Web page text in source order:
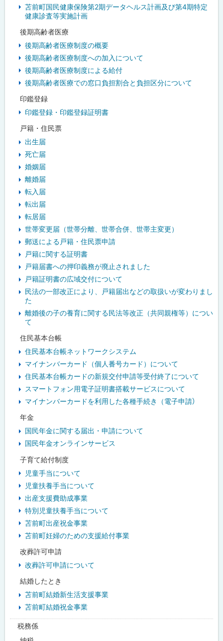
苫前町国民健康保険第2期データヘルス計画及び第4期特定
健康診査等実施計画
後期高齢者医療
後期高齢者医療制度の概要
後期高齢者医療制度への加入について
後期高齢者医療制度による給付
後期高齢者医療での窓口負担割合と負担区分について
印鑑登録
印鑑登録・印鑑登録証明書
戸籍・住民票
出生届
死亡届
婚姻届
離婚届
転入届
転出届
転居届
世帯変更届（世帯分離、世帯合併、世帯主変更）
郵送による戸籍・住民票申請
戸籍に関する証明書
戸籍届書への押印義務が廃止されました
戸籍証明書の広域交付について
民法の一部改正により、戸籍届出などの取扱いが変わりまし
た
離婚後の子の養育に関する民法等改正（共同親権等）につい
て
住民基本台帳
住民基本台帳ネットワークシステム
マイナンバーカード（個人番号カード）について
住民基本台帳カードの新規交付申請等受付終了について
スマートフォン用電子証明書搭載サービスについて
マイナンバーカードを利用した各種手続き（電子申請）
年金
国民年金に関する届出・申請について
国民年金オンラインサービス
子育て給付制度
児童手当について
児童扶養手当について
出産支援費助成事業
特別児童扶養手当について
苫前町出産祝金事業
苫前町妊婦のための支援給付事業
改葬許可申請
改葬許可申請について
結婚したとき
苫前町結婚新生活支援事業
苫前町結婚祝金事業
税務係